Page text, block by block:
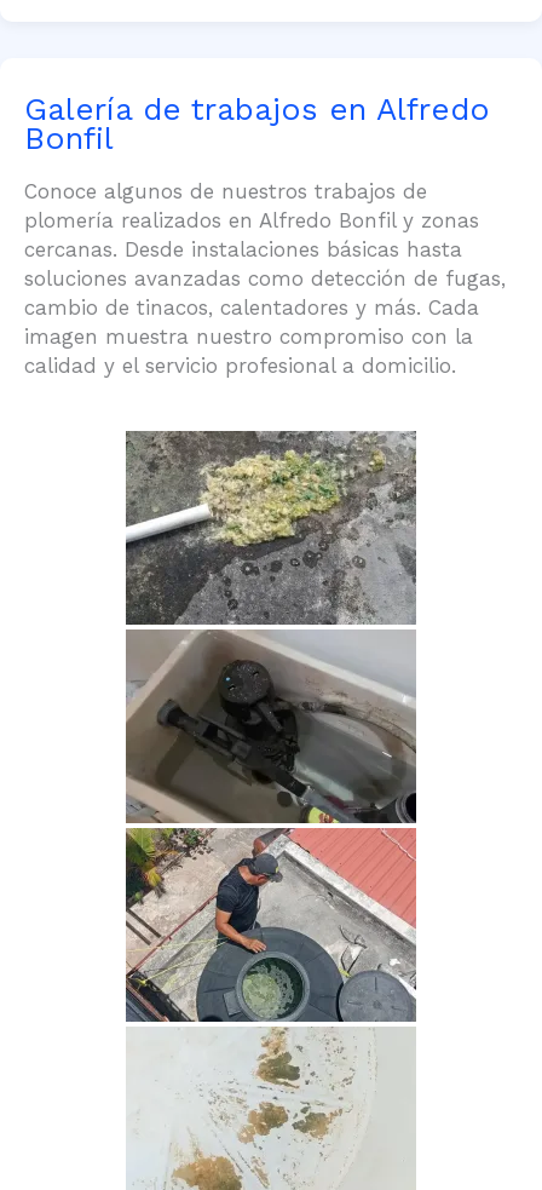
Galería de trabajos en Alfredo
Bonfil
Conoce algunos de nuestros trabajos de
plomería realizados en Alfredo Bonfil y zonas
cercanas. Desde instalaciones básicas hasta
soluciones avanzadas como detección de fugas,
cambio de tinacos, calentadores y más. Cada
imagen muestra nuestro compromiso con la
calidad y el servicio profesional a domicilio.